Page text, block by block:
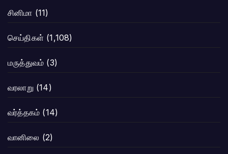
சினிமா (11)
செய்திகள் (1,108)
மருத்துவம் (3)
வரலாறு (14)
வர்த்தகம் (14)
வானிலை (2)